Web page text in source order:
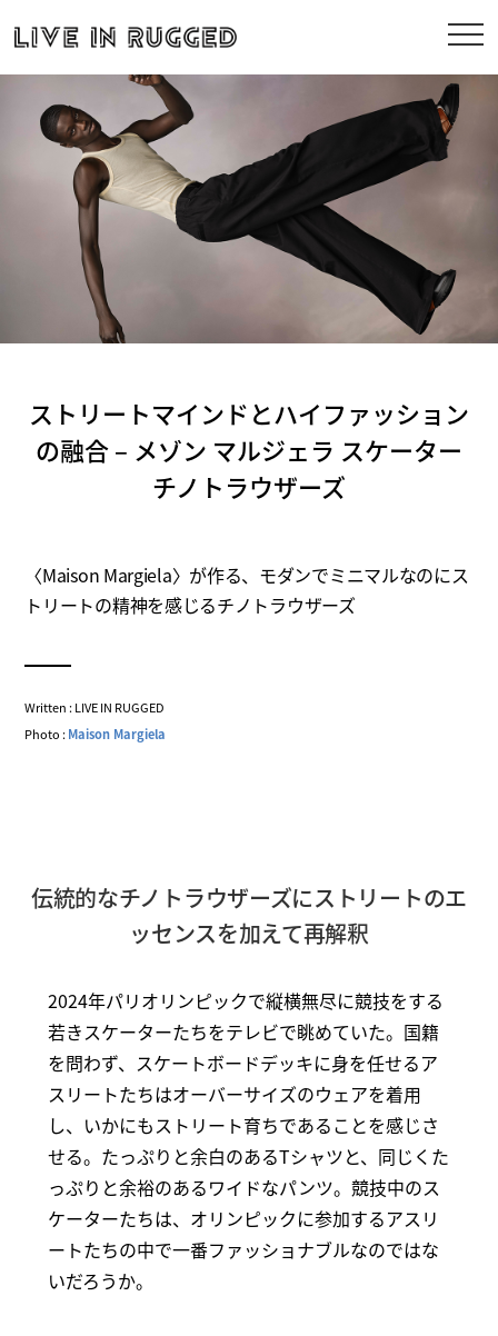
ストリートマインドとハイファッション
の融合 – メゾン マルジェラ スケーター
チノトラウザーズ
〈Maison Margiela〉が作る、モダンでミニマルなのにス
トリートの精神を感じるチノトラウザーズ
Written : LIVE IN RUGGED
Photo :Maison Margiela
伝統的なチノトラウザーズにストリートのエ
ッセンスを加えて再解釈
2024年パリオリンピックで縦横無尽に競技をする
若きスケーターたちをテレビで眺めていた。国籍
を問わず、スケートボードデッキに身を任せるア
スリートたちはオーバーサイズのウェアを着用
し、いかにもストリート育ちであることを感じさ
せる。たっぷりと余白のあるTシャツと、同じくた
っぷりと余裕のあるワイドなパンツ。競技中のス
ケーターたちは、オリンピックに参加するアスリ
ートたちの中で一番ファッショナブルなのではな
いだろうか。